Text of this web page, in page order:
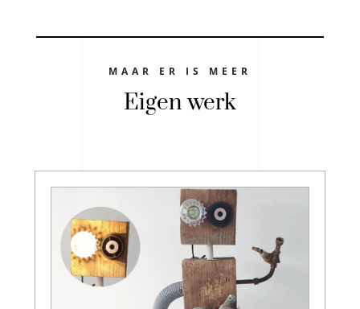
MAAR ER IS MEER
Eigen werk